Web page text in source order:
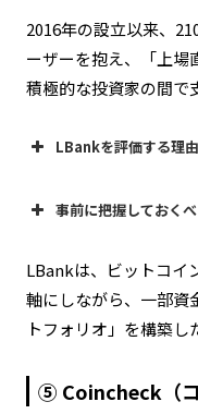
2016年の設立以来、
ーザーを抱え、「上場
積極的な投資家の間で
LBankを評価する理由
Earn機能（運
事前に把握しておく
新興・マイナ
LBankは、ビットコイ
軸にしながら、一部資
トフォリオ」を構築し
⑤ Coincheck（コ